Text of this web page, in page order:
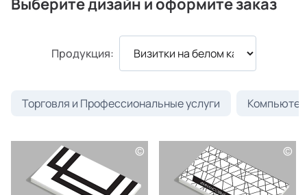
Выберите дизайн и оформите заказ
Продукция:
Торговля и Профессиональные услуги
© ©